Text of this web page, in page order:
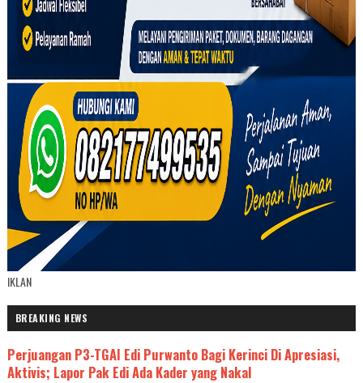
IKLAN
BREAKING NEWS
Perjuangan P3-TGAI Edi Purwanto Bagi Kerinci Di Apresiasi,
Aktivis; Lapor Pak Edi Ada Kader yang Nakal